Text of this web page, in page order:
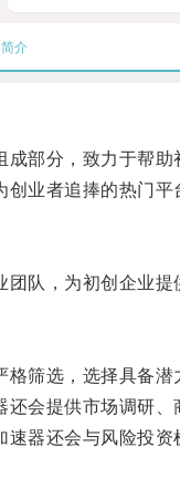
简介
分，致力于帮助
业者追捧的热门平
，为初创企业提
选，选择具备潜
提供市场调研、
还会与风险投资